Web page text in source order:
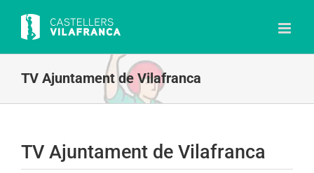
content
TV Ajuntament de Vilafranca
TV Ajuntament de Vilafranca